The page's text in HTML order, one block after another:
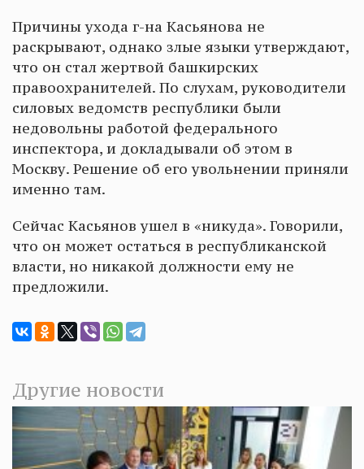
Причины ухода г-на Касьянова не
раскрывают, однако злые языки утверждают,
что он стал жертвой башкирских
правоохранителей. По слухам, руководители
силовых ведомств республики были
недовольны работой федерального
инспектора, и докладывали об этом в
Москву. Решение об его увольнении приняли
именно там.
Сейчас Касьянов ушел в «никуда». Говорили,
что он может остаться в республиканской
власти, но никакой должности ему не
предложили.
Другие новости